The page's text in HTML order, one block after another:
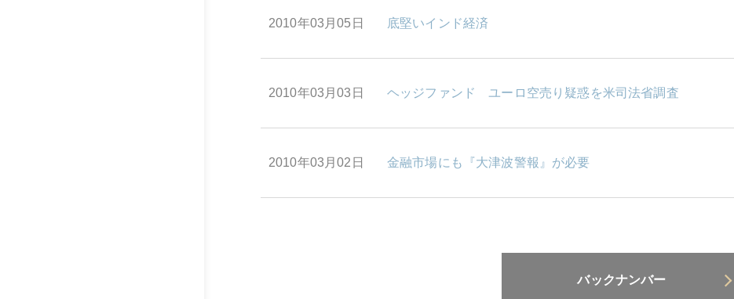
2010年03月05日 底堅いインド経済
2010年03月03日 ヘッジファンド ユーロ空売り疑惑を米司法省調査
2010年03月02日 金融市場にも『大津波警報』が必要
バックナンバー